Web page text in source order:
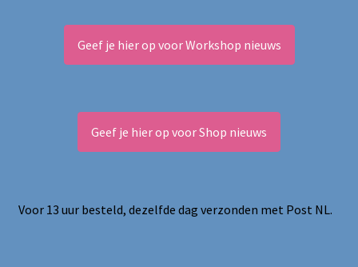
Geef je hier op voor Workshop nieuws
Geef je hier op voor Shop nieuws
Voor 13 uur besteld, dezelfde dag verzonden met Post NL.